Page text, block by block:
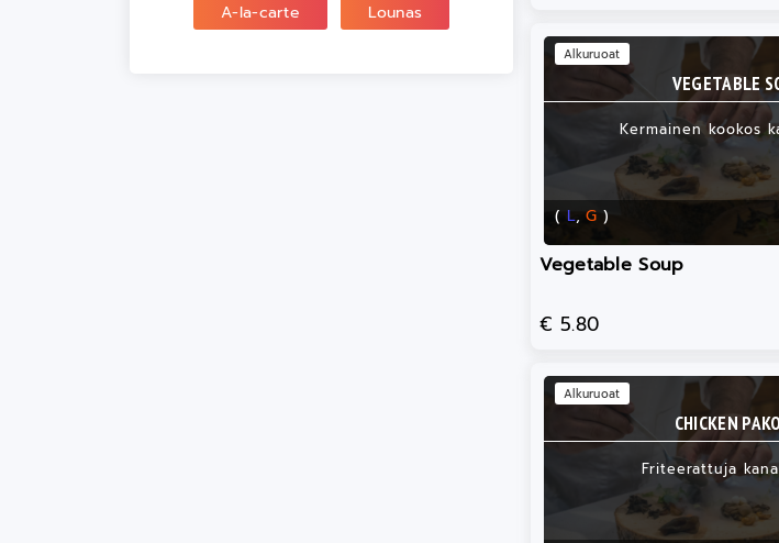
A-la-carte Lounas
VEGETABLE
Kermainen kookos
( L,G )
Alkuruoat
Vegetable Soup
€ 5.80
CHICKEN
Friteerattuja
Alkuruoat